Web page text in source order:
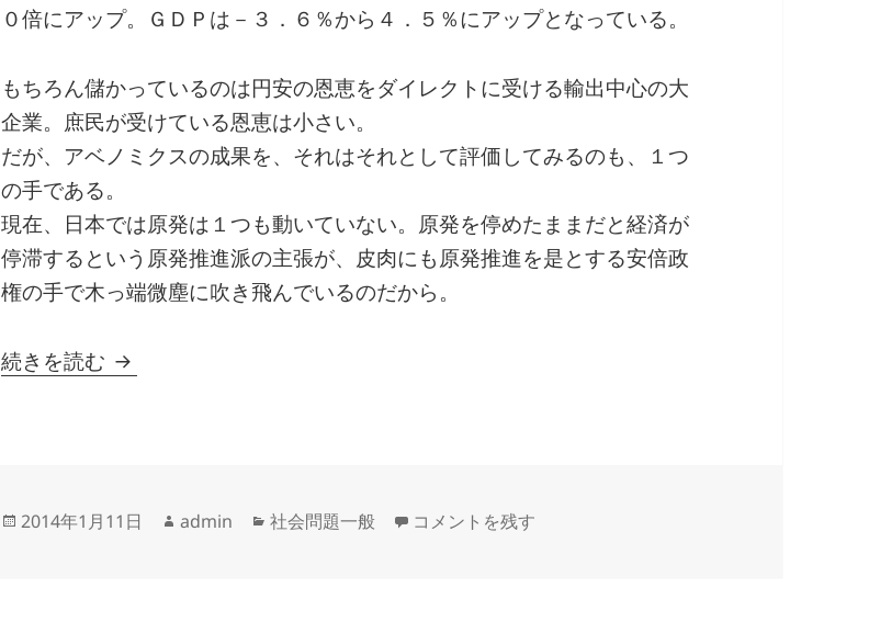
０倍にアップ。ＧＤＰは－３．６％から４．５％にアップとなっている。
もちろん儲かっているのは円安の恩恵をダイレクトに受ける輸出中心の大
企業。庶民が受けている恩恵は小さい。
だが、アベノミクスの成果を、それはそれとして評価してみるのも、１つ
の手である。
現在、日本では原発は１つも動いていない。原発を停めたままだと経済が
停滞するという原発推進派の主張が、皮肉にも原発推進を是とする安倍政
権の手で木っ端微塵に吹き飛んでいるのだから。
続きを読む どっちがご乱心？ 脱原発候補を「殿」と揶揄した、甘利明経済再生相
投
2014年1月11日
作
admin
カ
社会問題一般 どっちがご乱心？ 脱原発候補を「殿」と揶揄した、甘
コメントを残す